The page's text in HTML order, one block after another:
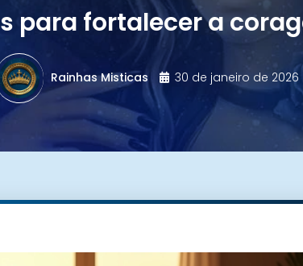
para fortalecer a
Rainhas Misticas 30 de janeiro de 2026